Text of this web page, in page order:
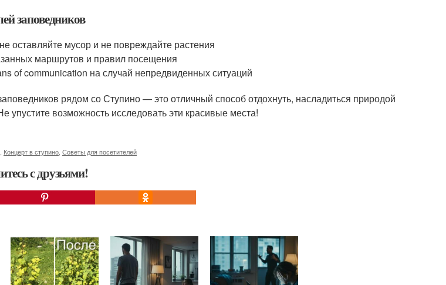
заповедников
оставляйте мусор и не повреждайте растения
маршрутов и правил посещения
of communication на случай непредвиденных ситуаций
рядом со Ступино — это отличный способ отдохнуть, насладиться природой
упустите возможность исследовать эти красивые места!
Концерт в ступино Советы для посетителей
с друзьями!